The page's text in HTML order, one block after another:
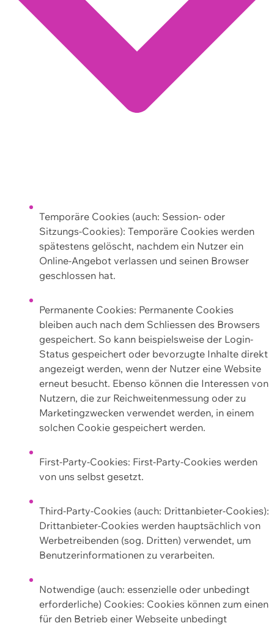
Temporäre Cookies (auch: Session- oder
Sitzungs-Cookies): Temporäre Cookies werden
spätestens gelöscht, nachdem ein Nutzer ein
Online-Angebot verlassen und seinen Browser
geschlossen hat.
Permanente Cookies: Permanente Cookies
bleiben auch nach dem Schliessen des Browsers
gespeichert. So kann beispielsweise der Login-
Status gespeichert oder bevorzugte Inhalte direkt
angezeigt werden, wenn der Nutzer eine Website
erneut besucht. Ebenso können die Interessen von
Nutzern, die zur Reichweitenmessung oder zu
Marketingzwecken verwendet werden, in einem
solchen Cookie gespeichert werden.
First-Party-Cookies: First-Party-Cookies werden
von uns selbst gesetzt.
Third-Party-Cookies (auch: Drittanbieter-Cookies):
Drittanbieter-Cookies werden hauptsächlich von
Werbetreibenden (sog. Dritten) verwendet, um
Benutzerinformationen zu verarbeiten.
Notwendige (auch: essenzielle oder unbedingt
erforderliche) Cookies: Cookies können zum einen
für den Betrieb einer Webseite unbedingt